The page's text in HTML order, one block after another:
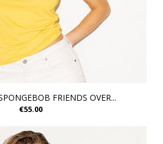
FRIENDS OVER...
€55.00